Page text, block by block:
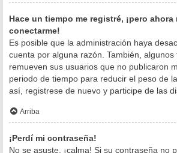
Hace un tiempo me registré, ¡pero ahora
conectarme!
Es posible que la administración haya
cuenta por alguna razón. También,
remueven sus usuarios que no publicaron
periodo de tiempo para reducir el peso de
así, registrese de nuevo y participe de las
Arriba
¡Perdí mi contraseña!
No se asuste, ¡calma! Si su contraseña no